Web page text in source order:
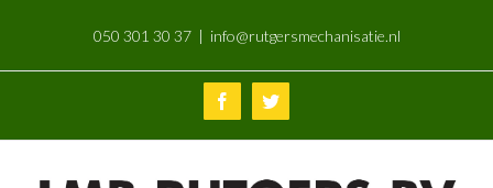
content
050 301 30 37 | info@rutgersmechanisatie.nl
FacebookTwitter